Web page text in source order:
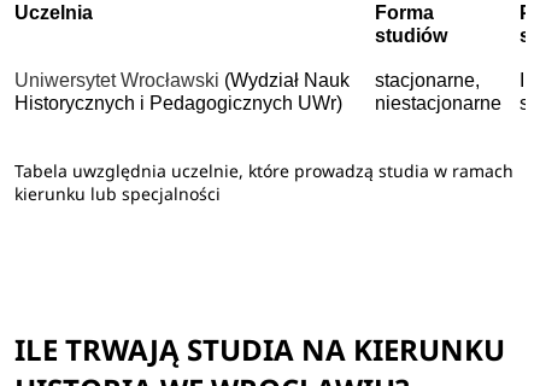
Uczelnia
Forma
studiów
Uniwersytet Wrocławski (Wydział Nauk
Historycznych i Pedagogicznych UWr)
stacjonarne,
niestacjonarne
Tabela uwzględnia uczelnie, które prowadzą studia w ramach
kierunku lub specjalności
ILE TRWAJĄ STUDIA NA KIERUNKU